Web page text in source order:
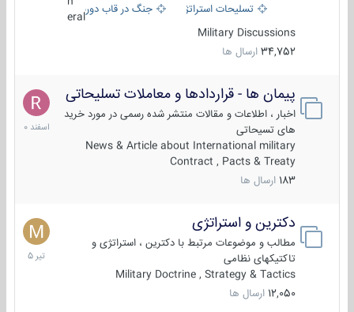
تسلیحات استراتژیک
جنگ در قاب دوربین
eral
Military Discussions
34,752 ارسال ها
پیمان ها - قراردادها و معاملات تسلیحاتی
اخبار ، اطلاعات و مقالات منتشر شده رسمی در مورد خرید
های تسیحاتی
News & Article about International military
Contract , Pacts & Treaty
183 ارسال ها
7
اسفند
1400
دکترین و استراتژی
مطالب و موضوعات مرتبط با دکترین ، استراتژی و
تاکتیکهای نظامی
Military Doctrine , Strategy & Tactics
12,050 ارسال ها
27
تیر
1405